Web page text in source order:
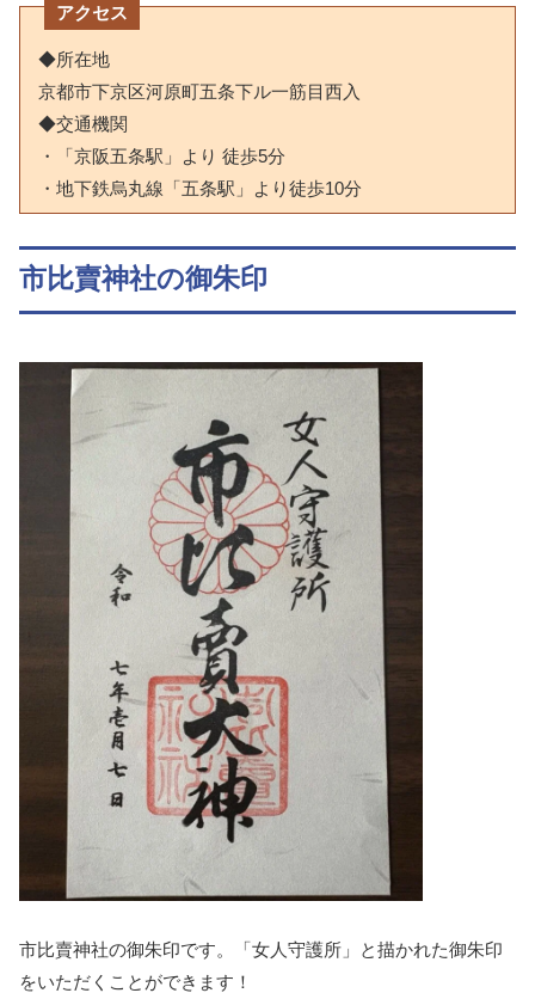
アクセス
◆所在地
京都市下京区河原町五条下ル一筋目西入
◆交通機関
・「京阪五条駅」より 徒歩5分
・地下鉄烏丸線「五条駅」より徒歩10分
市比賣神社の御朱印
市比賣神社の御朱印です。「女人守護所」と描かれた御朱印
をいただくことができます！